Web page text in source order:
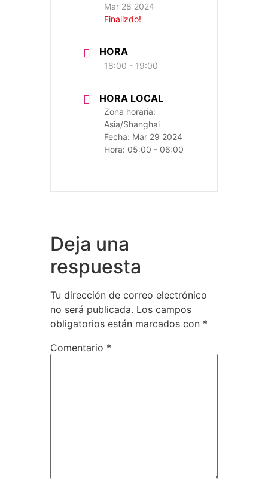
Mar 28 2024
Finalizdo!
HORA
18:00 - 19:00
HORA LOCAL
Zona horaria:
Asia/Shanghai
Fecha: Mar 29 2024
Hora: 05:00 - 06:00
Deja una
respuesta
Tu dirección de correo electrónico
no será publicada. Los campos
obligatorios están marcados con *
Comentario *